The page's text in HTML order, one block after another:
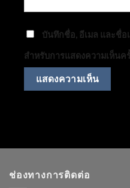
บันทึกชื่อ, อีเมล และชื่อ
สำหรับการแสดงความเห็นค
ช่องทางการติดต่อ